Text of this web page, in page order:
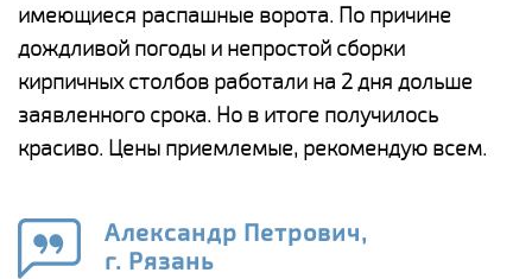
имеющиеся распашные ворота. По причине
дождливой погоды и непростой сборки
кирпичных столбов работали на 2 дня дольше
заявленного срока. Но в итоге получилось
красиво. Цены приемлемые, рекомендую всем.
Александр Петрович,
г. Рязань